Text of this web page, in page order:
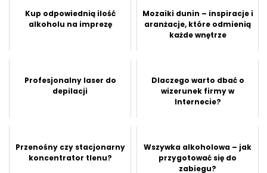
Kup odpowiednią ilość
alkoholu na imprezę
Mozaiki dunin – inspiracje i
aranżacje, które odmienią
każde wnętrze
Profesjonalny laser do
depilacji
Dlaczego warto dbać o
wizerunek firmy w
Internecie?
Przenośny czy stacjonarny
koncentrator tlenu?
Wszywka alkoholowa – jak
przygotować się do
zabiegu?